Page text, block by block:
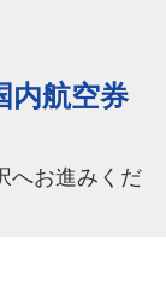
内航空券
へお進みくだ